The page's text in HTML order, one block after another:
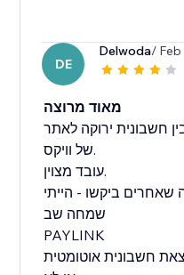
DE
Delwoda/ Feb
מאוד מרוצה
חשבונית ירוקה לאתר
של וויקס.
עובד מצוין.
ביקשו - הייתי
שמחה שב
PAYLINK
חשבונית אוטומטית